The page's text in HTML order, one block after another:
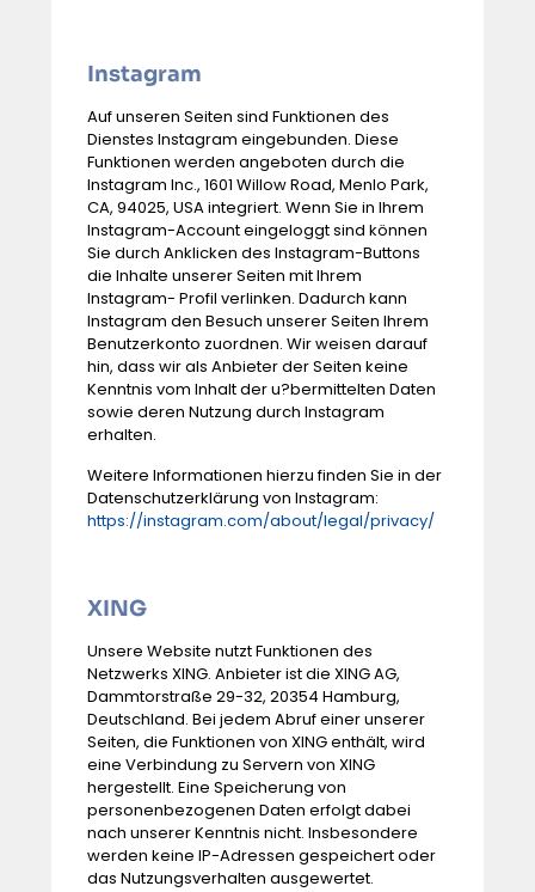
Instagram
Auf unseren Seiten sind Funktionen des
Dienstes Instagram eingebunden. Diese
Funktionen werden angeboten durch die
Instagram Inc., 1601 Willow Road, Menlo Park,
CA, 94025, USA integriert. Wenn Sie in Ihrem
Instagram-Account eingeloggt sind können
Sie durch Anklicken des Instagram-Buttons
die Inhalte unserer Seiten mit Ihrem
Instagram- Profil verlinken. Dadurch kann
Instagram den Besuch unserer Seiten Ihrem
Benutzerkonto zuordnen. Wir weisen darauf
hin, dass wir als Anbieter der Seiten keine
Kenntnis vom Inhalt der u?bermittelten Daten
sowie deren Nutzung durch Instagram
erhalten.
Weitere Informationen hierzu finden Sie in der
Datenschutzerklärung von Instagram:
https://instagram.com/about/legal/privacy/
XING
Unsere Website nutzt Funktionen des
Netzwerks XING. Anbieter ist die XING AG,
Dammtorstraße 29-32, 20354 Hamburg,
Deutschland. Bei jedem Abruf einer unserer
Seiten, die Funktionen von XING enthält, wird
eine Verbindung zu Servern von XING
hergestellt. Eine Speicherung von
personenbezogenen Daten erfolgt dabei
nach unserer Kenntnis nicht. Insbesondere
werden keine IP-Adressen gespeichert oder
das Nutzungsverhalten ausgewertet.